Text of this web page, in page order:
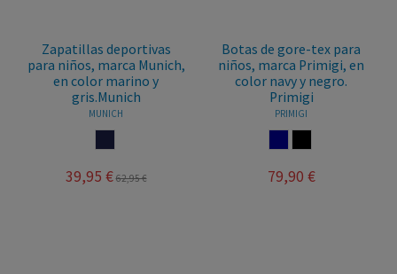
Zapatillas deportivas
para niños, marca Munich,
en color marino y
gris.Munich
MUNICH
39,95 € 62,95 €
Botas de gore-tex para
niños, marca Primigi, en
color navy y negro.
Primigi
PRIMIGI
79,90 €